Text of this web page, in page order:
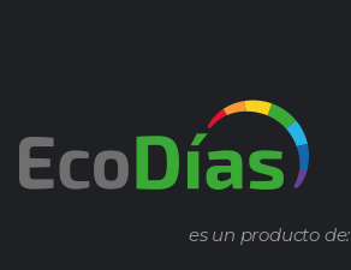
es un producto de: